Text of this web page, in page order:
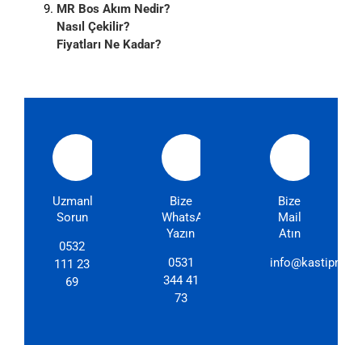
MR Bos Akım Nedir?
Nasıl Çekilir?
Fiyatları Ne Kadar?
Uzmanlarımıza
Sorun
0532
111 23
69
Bize
WhatsApp'dan
Yazın
0531
344 41
73
Bize
Mail
Atın